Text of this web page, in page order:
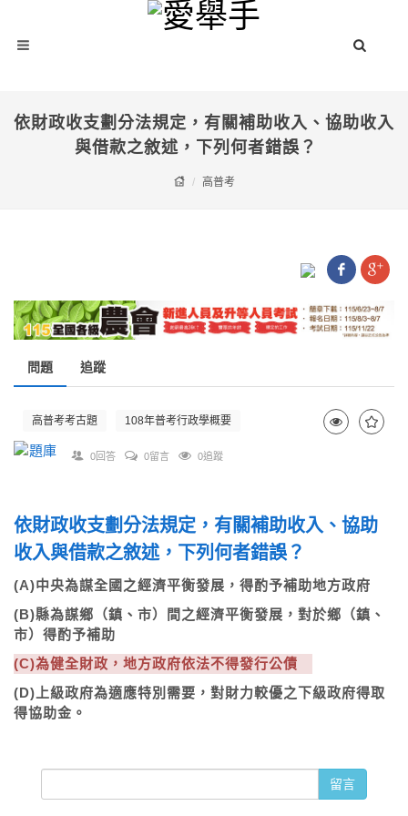
依財政收支劃分法規定，有關補助收入、協助收入
與借款之敘述，下列何者錯誤？
高普考
問題 追蹤
高普考考古題 108年普考行政學概要
0回答 0留言 0追蹤
依財政收支劃分法規定，有關補助收入、協助
收入與借款之敘述，下列何者錯誤？
(A)中央為謀全國之經濟平衡發展，得酌予補助地方政府
(B)縣為謀鄉（鎮、市）間之經濟平衡發展，對於鄉（鎮、
市）得酌予補助
(C)為健全財政，地方政府依法不得發行公債
(D)上級政府為適應特別需要，對財力較優之下級政府得取
得協助金。
留言